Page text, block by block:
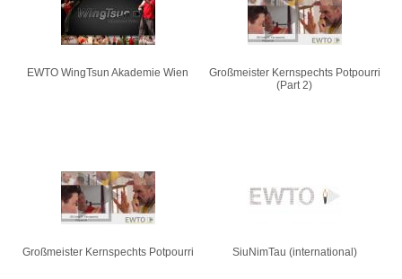
EWTO WingTsun Akademie Wien
Großmeister Kernspechts Potpourri
(Part 2)
Großmeister Kernspechts Potpourri SiuNimTau (international)